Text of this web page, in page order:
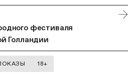
фестиваля
Голландии
18+